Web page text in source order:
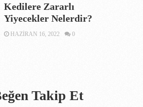
Kedilere Zararlı
Yiyecekler Nelerdir?
HAZIRAN 16, 2022 0
Takip Et